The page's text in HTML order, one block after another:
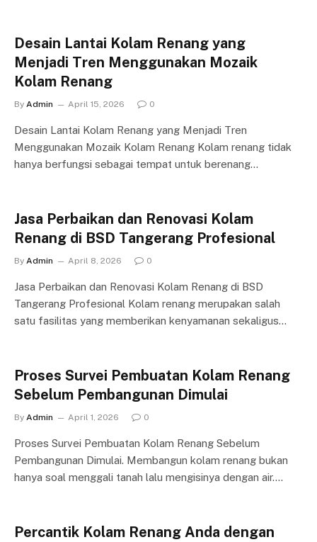
Desain Lantai Kolam Renang yang
Menjadi Tren Menggunakan Mozaik
Kolam Renang
By Admin April 15, 2026 0
Desain Lantai Kolam Renang yang Menjadi Tren
Menggunakan Mozaik Kolam Renang Kolam renang tidak
hanya berfungsi sebagai tempat untuk berenang…
Jasa Perbaikan dan Renovasi Kolam
Renang di BSD Tangerang Profesional
By Admin April 8, 2026 0
Jasa Perbaikan dan Renovasi Kolam Renang di BSD
Tangerang Profesional Kolam renang merupakan salah
satu fasilitas yang memberikan kenyamanan sekaligus…
Proses Survei Pembuatan Kolam Renang
Sebelum Pembangunan Dimulai
By Admin April 1, 2026 0
Proses Survei Pembuatan Kolam Renang Sebelum
Pembangunan Dimulai. Membangun kolam renang bukan
hanya soal menggali tanah lalu mengisinya dengan air.…
Percantik Kolam Renang Anda dengan